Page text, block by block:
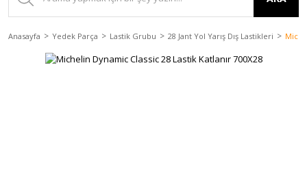
Anasayfa Yedek Parça Lastik Grubu 28 Jant Yol Yarış Dış Lastikleri